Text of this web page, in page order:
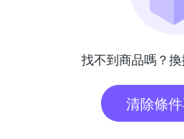
找不到商品嗎？換
清除條